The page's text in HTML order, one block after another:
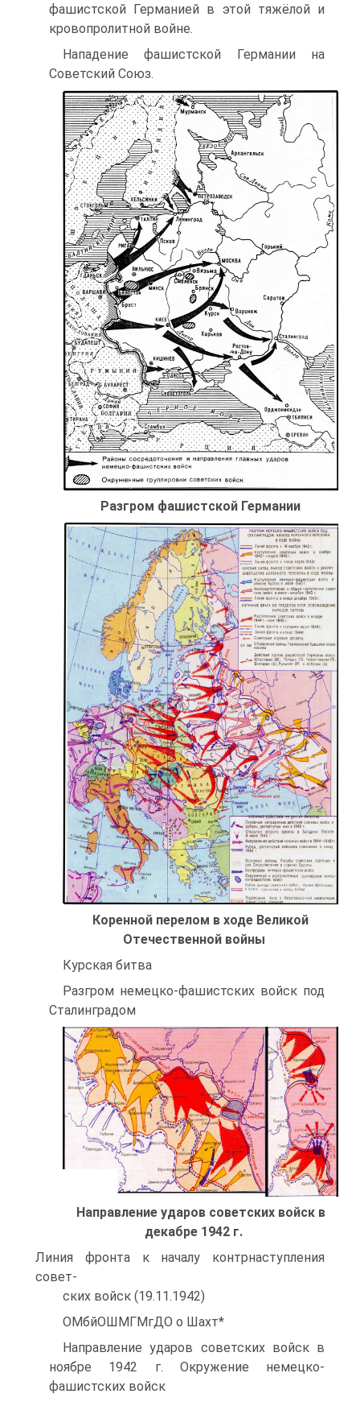
фашистской Германией в этой тяжёлой и
кровопролитной войне.
Нападение фашистской Германии на
Советский Союз.
Разгром фашистской Германии
Коренной перелом в ходе Великой
Отечественной войны
Курская битва
Разгром немецко-фашистских войск под
Сталинградом
Направление ударов советских войск в
декабре 1942 г.
Линия фронта к началу контрнаступления
совет-
ских войск (19.11.1942)
ОМбйОШМГМгДО о Шахт*
Направление ударов советских войск в
ноябре 1942 г. Окружение немецко-
фашистских войск